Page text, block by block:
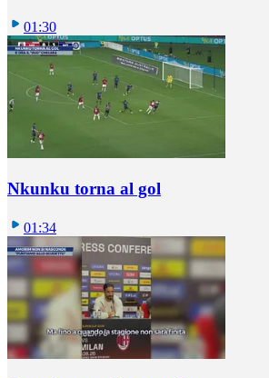
01:30
Nkunku torna al gol
01:34